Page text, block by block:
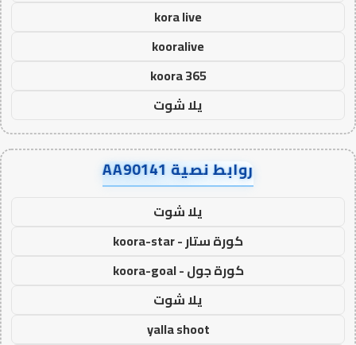
kora live
kooralive
koora 365
يلا شوت
روابط نصية AA90141
يلا شوت
كورة ستار - koora-star
كورة جول - koora-goal
يلا شوت
yalla shoot